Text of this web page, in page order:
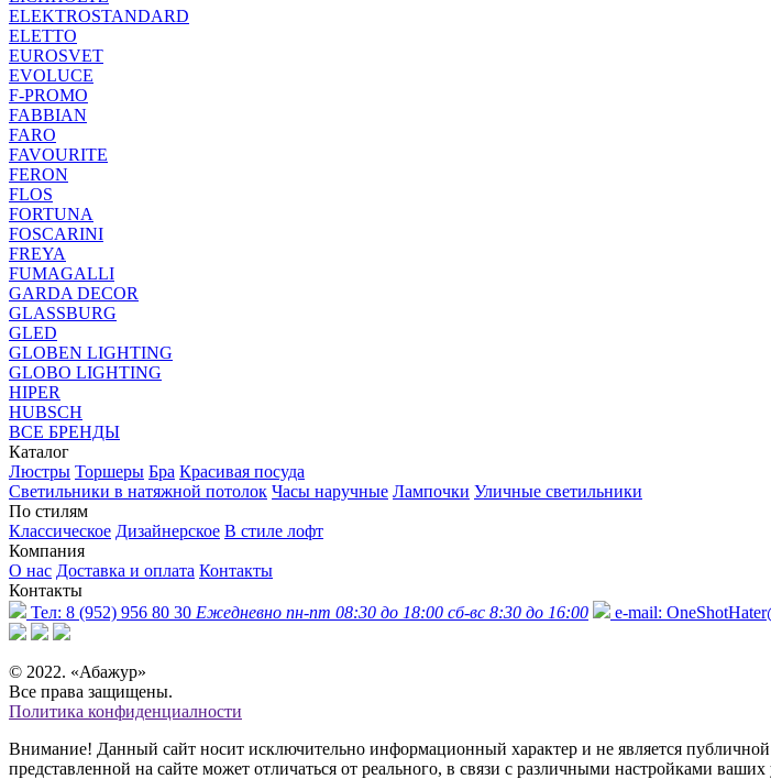
ELEKTROSTANDARD
ELETTO
EUROSVET
EVOLUCE
F-PROMO
FABBIAN
FARO
FAVOURITE
FERON
FLOS
FORTUNA
FOSCARINI
FREYA
FUMAGALLI
GARDA DECOR
GLASSBURG
GLED
GLOBEN LIGHTING
GLOBO LIGHTING
HIPER
HUBSCH
ВСЕ БРЕНДЫ
Каталог
Люстры Торшеры Бра Красивая посуда
Светильники в натяжной потолок Часы наручные Лампочки Уличные светильники
По стилям
Классическое Дизайнерское В стиле лофт
Компания
О нас Доставка и оплата Контакты
Контакты
Тел: 8 (952) 956 80 30 Ежедневно пн-пт 08:30 до 18:00 сб-вс 8:30 до 16:00 e-mail:
© 2022. «Абажур»
Все права защищены.
Политика конфиденциалности
Внимание! Данный сайт носит исключительно информационный характер и не является
представленной на сайте может отличаться от реального, в связи с различными настройками ваших